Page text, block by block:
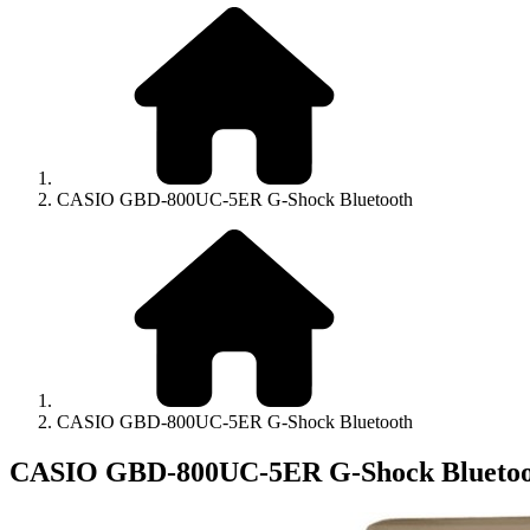
CASIO GBD-800UC-5ER G-Shock Bluetooth
CASIO GBD-800UC-5ER G-Shock Bluetooth
CASIO GBD-800UC-5ER G-Shock